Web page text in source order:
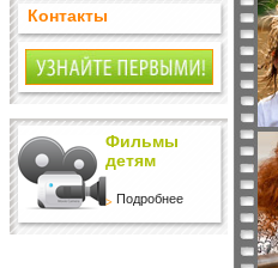
Контакты
Фильмы
детям
Подробнее